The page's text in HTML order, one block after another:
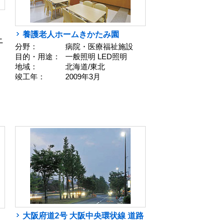
養護老人ホームきかたみ園
分野：
病院・医療福祉施設
目的・用途：
一般照明 LED照明
地域：
北海道/東北
竣工年：
2009年3月
大阪府道2号 大阪中央環状線 道路